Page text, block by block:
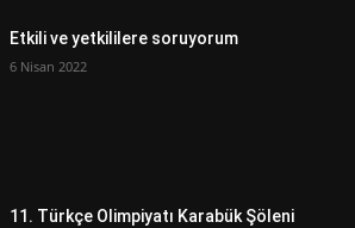
Etkili ve yetkililere soruyorum
6 Nisan 2022
11. Türkçe Olimpiyatı Karabük Şöleni